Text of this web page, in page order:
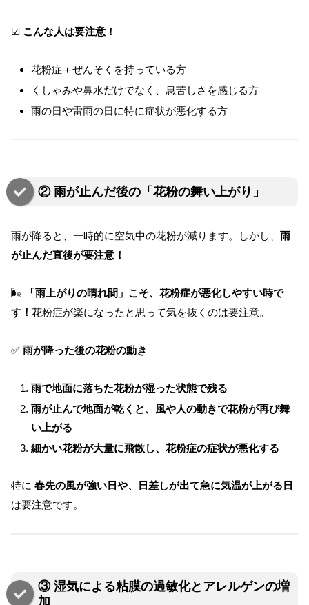
☑ こんな人は要注意！
花粉症＋ぜんそくを持っている方
くしゃみや鼻水だけでなく、息苦しさを感じる方
雨の日や雷雨の日に特に症状が悪化する方
② 雨が止んだ後の「花粉の舞い上がり」
雨が降ると、一時的に空気中の花粉が減ります。しかし、 雨
が止んだ直後が要注意！
🌬
「雨上がりの晴れ間」こそ、花粉症が悪化しやすい時で
す！ 花粉症が楽になったと思って気を抜くのは要注意。
✅ 雨が降った後の花粉の動き
雨で地面に落ちた花粉が湿った状態で残る
雨が止んで地面が乾くと、風や人の動きで花粉が再び舞
い上がる
細かい花粉が大量に飛散し、花粉症の症状が悪化する
特に 春先の風が強い日や、日差しが出て急に気温が上がる日
は要注意です。
③ 湿気による粘膜の過敏化とアレルゲンの増
加